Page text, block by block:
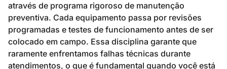
através de programa rigoroso de manutenção
preventiva. Cada equipamento passa por revisões
programadas e testes de funcionamento antes de ser
colocado em campo. Essa disciplina garante que
raramente enfrentamos falhas técnicas durante
atendimentos, o que é fundamental quando você está